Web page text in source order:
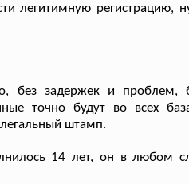
легитимную регистрацию,
без задержек и проблем,
точно будут во всех
легальный штамп.
14 лет, он в любом